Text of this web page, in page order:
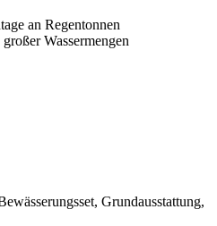
an Regentonnen
Wassermengen
Grundausstattung,